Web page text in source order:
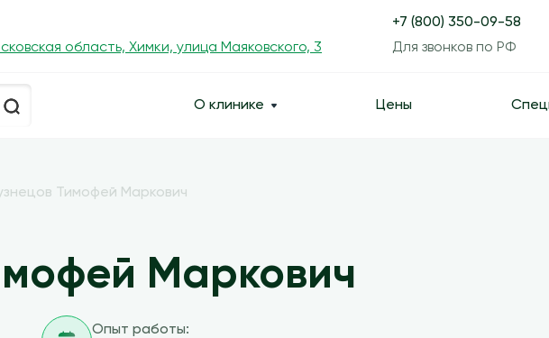
область, Химки, улица Маяковского, 3
+7 (800) 350-09-58
Для звонков по РФ
О клинике Цены
Тимофей Маркович
Маркович
Опыт работы: